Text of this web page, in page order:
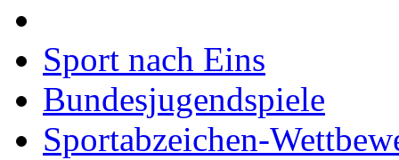
Sport nach Eins
Bundesjugendspiele
Sportabzeichen-